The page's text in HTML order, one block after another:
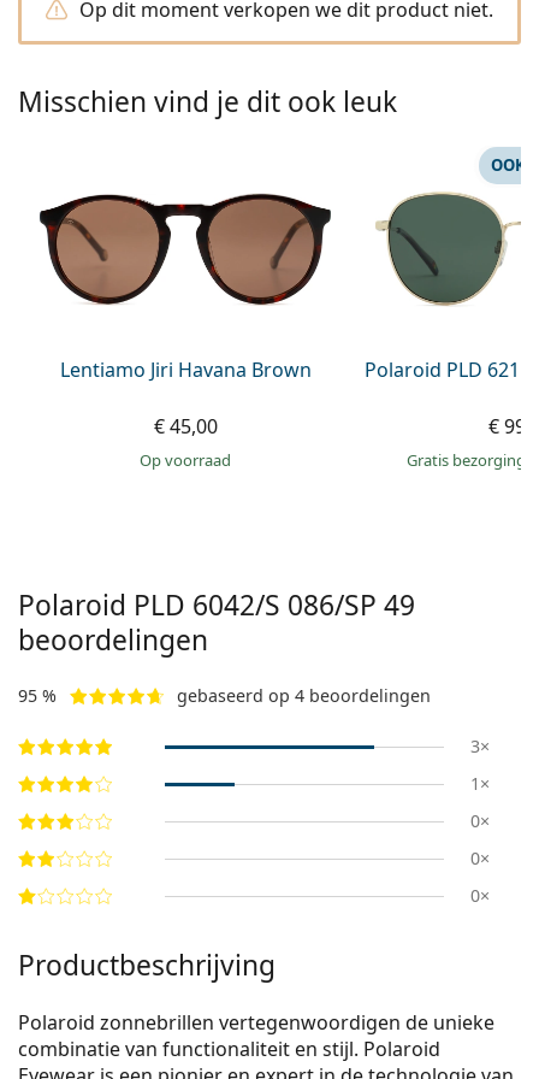
Persol
Alle merken
Op dit moment verkopen we dit product niet.
Misschien vind je dit ook leuk
Lentiamo Jiri Havana Brown
€ 45,00
op voorraad
Polaroid PLD
OOK
€
Gratis bezorging
Polaroid PLD 6042/S 086/SP 49
beoordelingen
95 % gebaseerd op 4 beoordelingen
3×
1×
0×
0×
0×
Productbeschrijving
Polaroid zonnebrillen vertegenwoordigen de unieke
combinatie van functionaliteit en stijl. Polaroid